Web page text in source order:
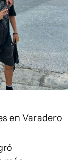
en Varadero